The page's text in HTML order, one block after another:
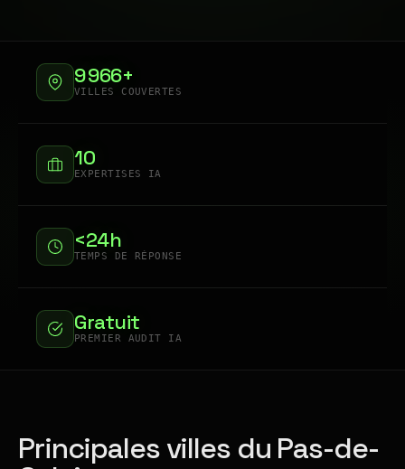
9 966+
VILLES COUVERTES
10
EXPERTISES IA
<24h
TEMPS DE RÉPONSE
Gratuit
PREMIER AUDIT IA
Principales villes du Pas-de-